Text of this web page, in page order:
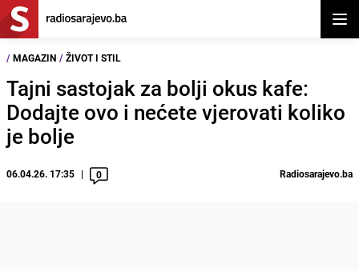
/ MAGAZIN / ŽIVOT I STIL
Tajni sastojak za bolji okus kafe:
Dodajte ovo i nećete vjerovati koliko
je bolje
06.04.26. 17:35 0 Radiosarajevo.ba